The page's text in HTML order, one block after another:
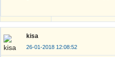
kisa
26-01-2018 12:08:52